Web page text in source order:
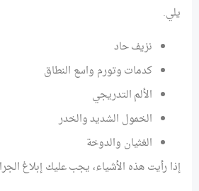
يلي.
نزيف حاد
كدمات وتورم واسع النطاق
الألم التدريجي
الخمول الشديد والخدر
الغثيان والدوخة
إذا رأيت هذه الأشياء، يجب عليك إبلاغ